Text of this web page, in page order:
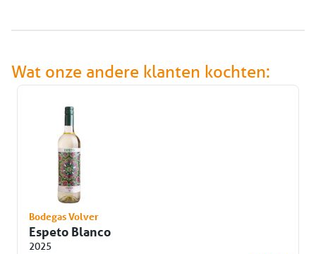
Wat onze andere klanten kochten:
Bodegas Volver
Espeto Blanco
2025